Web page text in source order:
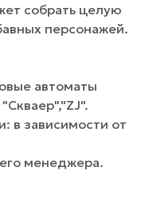
собрать целую
персонажей.
автоматы
в зависимости от
менеджера.